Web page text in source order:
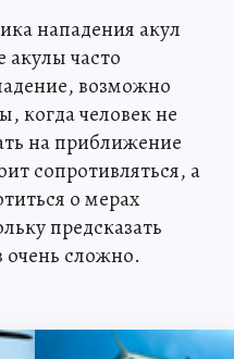
нападения акул
акулы часто
возможно
когда человек не
на приближение
сопротивляться, а
о мерах
предсказать
очень сложно.